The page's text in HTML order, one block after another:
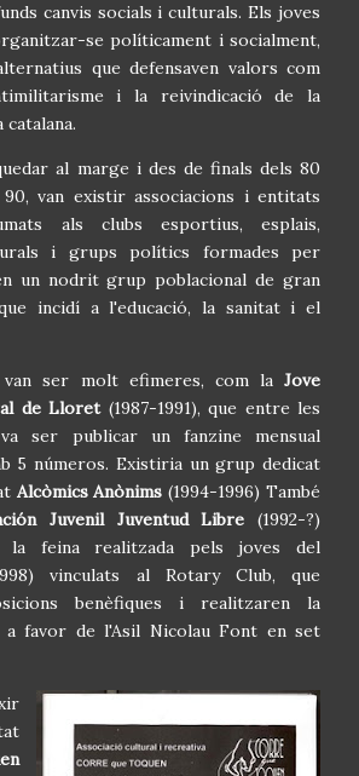
canvis socials i culturals. Els joves
se políticament i socialment,
que defensaven valors com
i la reivindicació de la
al marge i des de finals dels 80
van existir associacions i entitats
als clubs esportius, esplais,
i grups polítics formades per
un nodrit grup poblacional de gran
incidí a l'educació, la sanitat i el
ser molt efimeres, com laJove
de Lloret(1987-1991), que entre les
ser publicar un fanzine mensual
5 números. Existiria un grup dedicat
Alcòmics Anònims (1994-1996) També
Juvenil Juventud Libre (1992-?)
la feina realitzada pels joves del
vinculats al Rotary Club, que
benèfiques i realitzaren la
a favor de l'Asil Nicolau Font en set